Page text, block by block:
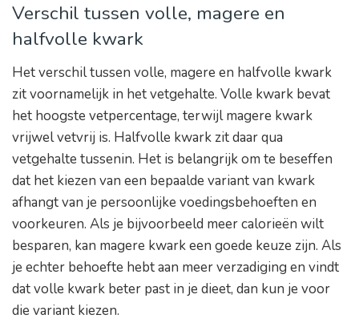
Verschil tussen volle, magere en
halfvolle kwark
Het verschil tussen volle, magere en halfvolle kwark
zit voornamelijk in het vetgehalte. Volle kwark bevat
het hoogste vetpercentage, terwijl magere kwark
vrijwel vetvrij is. Halfvolle kwark zit daar qua
vetgehalte tussenin. Het is belangrijk om te beseffen
dat het kiezen van een bepaalde variant van kwark
afhangt van je persoonlijke voedingsbehoeften en
voorkeuren. Als je bijvoorbeeld meer calorieën wilt
besparen, kan magere kwark een goede keuze zijn. Als
je echter behoefte hebt aan meer verzadiging en vindt
dat volle kwark beter past in je dieet, dan kun je voor
die variant kiezen.